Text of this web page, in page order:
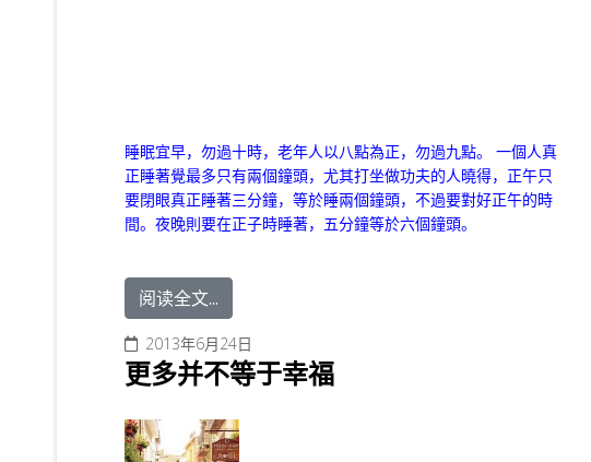
睡眠宜早，勿過十時，老年人以八點為正，勿過九點。 一個人真
正睡著覺最多只有兩個鐘頭，尤其打坐做功夫的人曉得，正午只
要閉眼真正睡著三分鐘，等於睡兩個鐘頭，不過要對好正午的時
間。夜晚則要在正子時睡著，五分鐘等於六個鐘頭。
阅读全文...
2013年6月24日
更多并不等于幸福